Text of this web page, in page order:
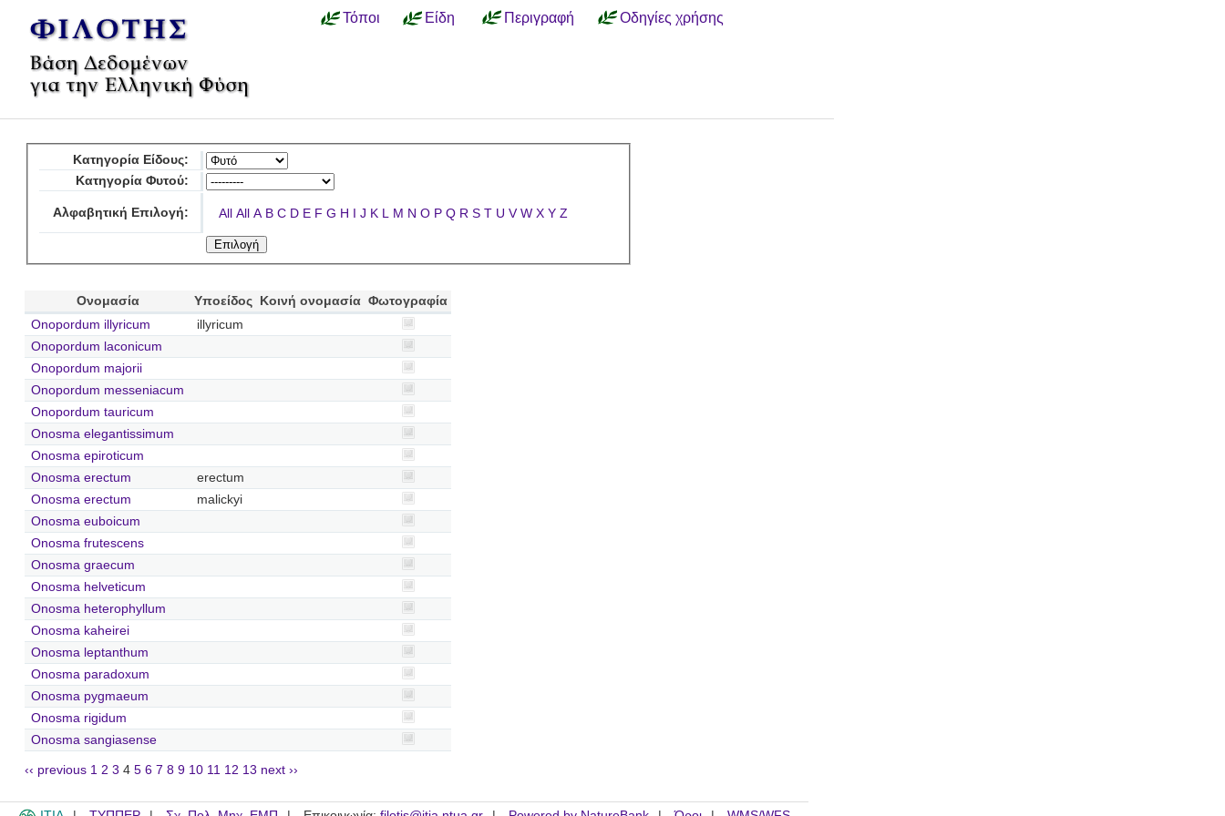
Τόποι Είδη Περιγραφή Οδηγίες χρήσης
Κατηγορία Είδους:
Κατηγορία Φυτού:
Αλφαβητική Επιλογή: All All A B C D E F G H I J K L M N O P Q R S T U V W X Y Z
Ονομασία Υποείδος Κοινή ονομασία Φωτογραφία
Onopordum illyricum
illyricum
Onopordum laconicum
Onopordum majorii
Onopordum messeniacum
Onopordum tauricum
Onosma elegantissimum
Onosma epiroticum
Onosma erectum
erectum
Onosma erectum
malickyi
Onosma euboicum
Onosma frutescens
Onosma graecum
Onosma helveticum
Onosma heterophyllum
Onosma kaheirei
Onosma leptanthum
Onosma paradoxum
Onosma pygmaeum
Onosma rigidum
Onosma sangiasense
‹‹ previous 1 2 3 4 5 6 7 8 9 10 11 12 13 next ››